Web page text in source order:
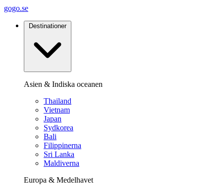
gogo.se
Destinationer
Asien & Indiska oceanen
Thailand
Vietnam
Japan
Sydkorea
Bali
Filippinerna
Sri Lanka
Maldiverna
Europa & Medelhavet